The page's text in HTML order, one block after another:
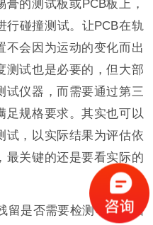
的测试板或PCB板上，
行碰撞测试。让PCB在轨
不会因为运动的变化而出
测试也是必要的，但大部
试仪器，而需要通过第三
足规格要求。其实也可以
试，以实际结果为评估依
最关键的还是要看实际的
留是否需要检测可以根据